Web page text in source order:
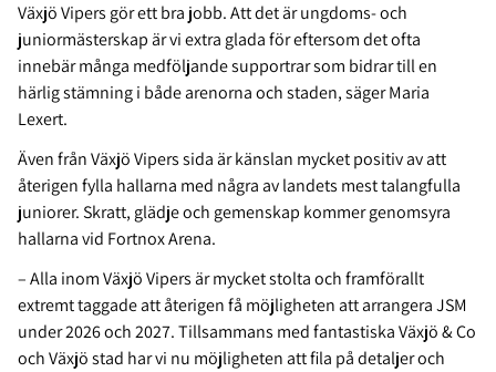
Växjö Vipers gör ett bra jobb. Att det är ungdoms- och
juniormästerskap är vi extra glada för eftersom det ofta
innebär många medföljande supportrar som bidrar till en
härlig stämning i både arenorna och staden, säger Maria
Lexert.
Även från Växjö Vipers sida är känslan mycket positiv av att
återigen fylla hallarna med några av landets mest talangfulla
juniorer. Skratt, glädje och gemenskap kommer genomsyra
hallarna vid Fortnox Arena.
– Alla inom Växjö Vipers är mycket stolta och framförallt
extremt taggade att återigen få möjligheten att arrangera JSM
under 2026 och 2027. Tillsammans med fantastiska Växjö & Co
och Växjö stad har vi nu möjligheten att fila på detaljer och